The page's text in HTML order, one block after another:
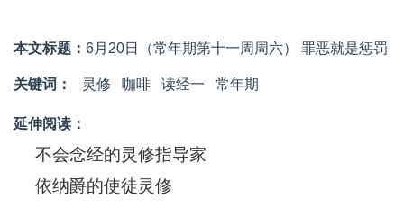
本文标题： 6月20日（常年期第十一周周六） 罪恶就是惩罚
关键词： 灵修 咖啡 读经一 常年期
延伸阅读：
不会念经的灵修指导家
依纳爵的使徒灵修